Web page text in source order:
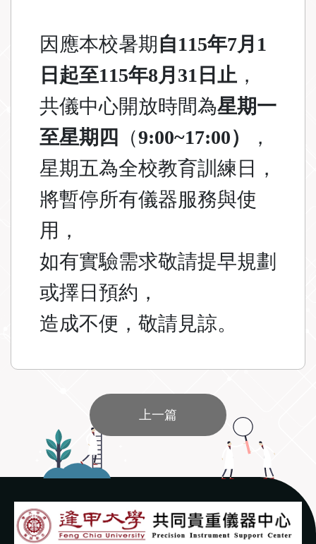
因應本校暑期 自115年7月1
日起至115年8月31日止 ，
共儀中心開放時間為星期一
至星期四
（9:00~17:00）
，
星期五為全校教育訓練日，
將暫停所有儀器服務與使
用，
如有實驗需求敬請提早規劃
或擇日預約，
造成不便，敬請見諒。
上一篇